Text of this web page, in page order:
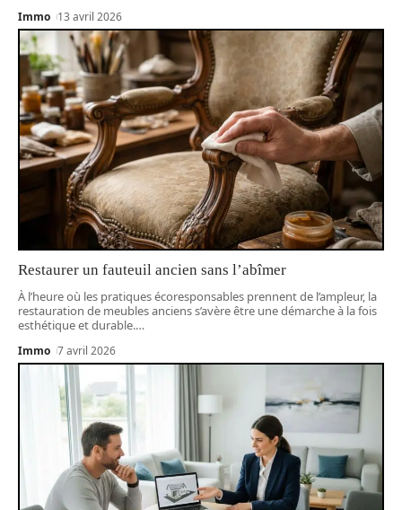
Immo 13 avril 2026
Restaurer un fauteuil ancien sans l’abîmer
À l’heure où les pratiques écoresponsables prennent de l’ampleur, la
restauration de meubles anciens s’avère être une démarche à la fois
esthétique et durable.…
Immo 7 avril 2026